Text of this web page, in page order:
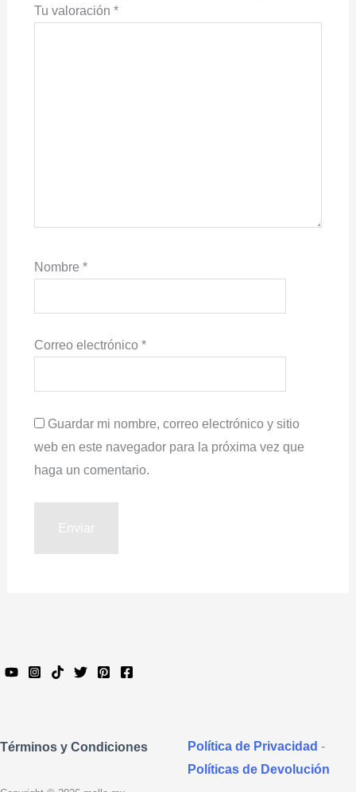
Tu valoración *
Nombre *
Correo electrónico *
Guardar mi nombre, correo electrónico y sitio
web en este navegador para la próxima vez que
haga un comentario.
Términos y Condiciones Política de Privacidad -
Políticas de Devolución